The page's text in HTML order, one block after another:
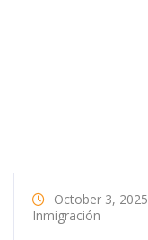
October 3, 2025
Inmigración